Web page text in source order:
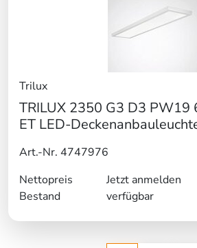
Trilux
TRILUX 2350 G3 D3 PW19
ET LED-
Art.-Nr. 4747976
Nettopreis
Jetzt anmelden
Bestand
verfügbar